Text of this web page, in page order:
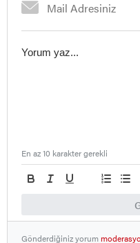
En az 10 karakter gerekli
Gönderdiğiniz yorum